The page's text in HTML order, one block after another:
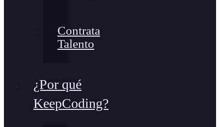
Contrata
Talento
¿Por qué
KeepCoding?